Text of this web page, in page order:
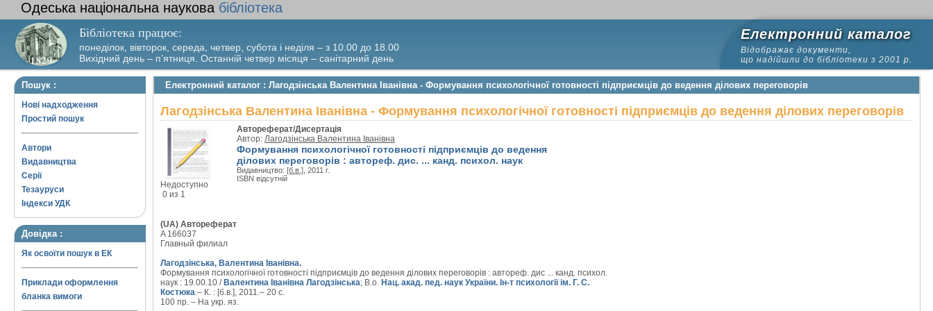
Одеська національна наукова бібліотека
Бібліотека працює:
понеділок, вівторок, середа, четвер, субота і неділя – з 10.00 до 18.00
Вихідний день – п’ятниця. Останній четвер місяця – санітарний день
Електронний каталог
Відображає документи,
що надійшли до бібліотеки з 2001 р.
Пошук :
Нові надходження
Простий пошук
Автори
Видавництва
Серії
Тезауруси
Індекси УДК
Довідка :
Як освоїти пошук в ЕК
Приклади оформлення
бланка вимоги
Електронний каталог : Лагодзінська Валентина Іванівна - Формування психологічної готовності підприємців до ведення ділових переговорів
Лагодзінська Валентина Іванівна - Формування психологічної готовності підприємців до ведення ділових переговорів
Недоступно
0 из 1
Автореферат/Дисертація
Автор: Лагодзінська Валентина Іванівна
Формування психологічної готовності підприємців до ведення
ділових переговорів : автореф. дис. ... канд. психол. наук
Видавництво: [б.в.] , 2011 г.
ISBN відсутній
(UA) Автореферат
A 166037
Главный филиал
Лагодзінська, Валентина Іванівна.
Формування психологічної готовності підприємців до ведення ділових переговорів : автореф. дис ... канд. психол.
наук : 19.00.10 / Валентина Іванівна Лагодзінська; В.о. Нац. акад. пед. наук України. Ін-т психології ім. Г. С.
Костюка.– К. : [б.в.], 2011.– 20 с.
100 пр. – На укр. яз.